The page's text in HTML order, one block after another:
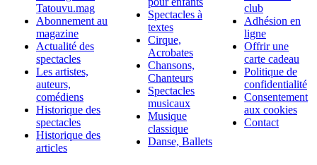
Tatouvu.mag
Abonnement au
magazine
Actualité des
spectacles
Les artistes,
auteurs,
comédiens
Historique des
spectacles
Historique des
articles
Spectacles à
textes
Cirque,
Acrobates
Chansons,
Chanteurs
Spectacles
musicaux
Musique
classique
Danse, Ballets
club
Adhésion en
ligne
Offrir une
carte cadeau
Politique de
confidentialité
Consentement
aux cookies
Contact